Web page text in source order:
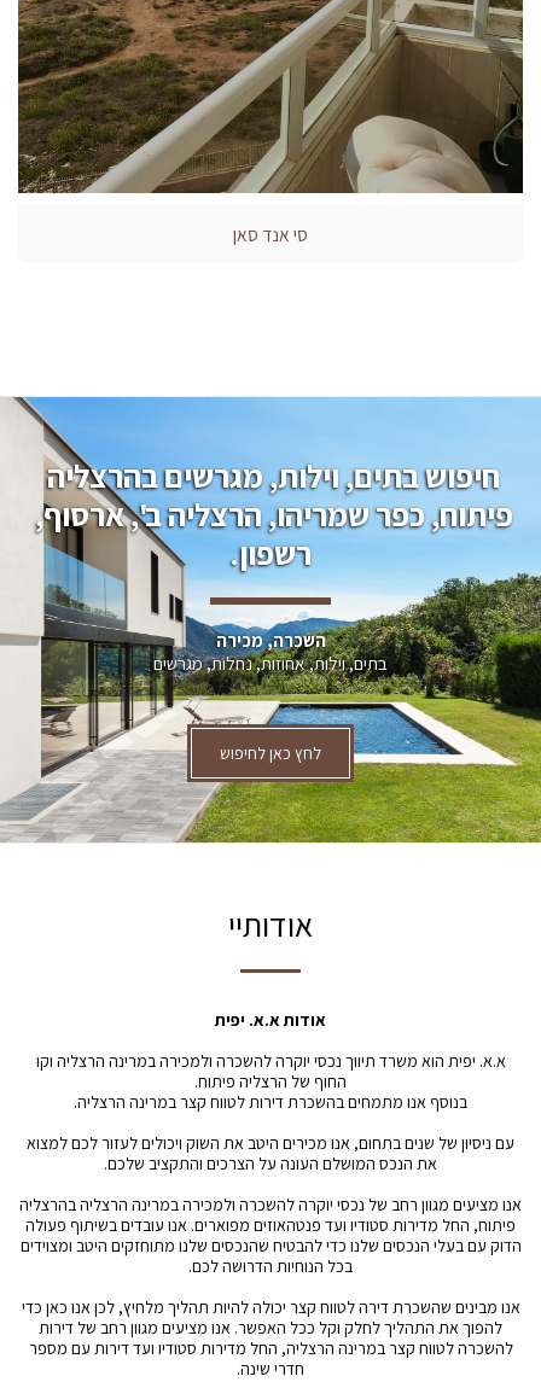
סי אנד סאן
חיפוש בתים, וילות, מגרשים בהרצליה
פיתוח, כפר שמריהו, הרצליה ב', ארסוף,
רשפון.
השכרה, מכירה
בתים, וילות, אחוזות, נחלות, מגרשים
לחץ כאן לחיפוש
אודותיי
אודות א.א. יפית
א.א. יפית הוא משרד תיווך נכסי יוקרה להשכרה ולמכירה במרינה הרצליה וקו
החוף של הרצליה פיתוח.
בנוסף אנו מתמחים בהשכרת דירות לטווח קצר במרינה הרצליה.
עם ניסיון של שנים בתחום, אנו מכירים היטב את השוק ויכולים לעזור לכם למצוא
את הנכס המושלם העונה על הצרכים והתקציב שלכם.
אנו מציעים מגוון רחב של נכסי יוקרה להשכרה ולמכירה במרינה הרצליה בהרצליה
פיתוח, החל מדירות סטודיו ועד פנטהאוזים מפוארים. אנו עובדים בשיתוף פעולה
הדוק עם בעלי הנכסים שלנו כדי להבטיח שהנכסים שלנו מתוחזקים היטב ומצוידים
בכל הנוחיות הדרושה לכם.
אנו מבינים שהשכרת דירה לטווח קצר יכולה להיות תהליך מלחיץ, לכן אנו כאן כדי
להפוך את התהליך לחלק וקל ככל האפשר. אנו מציעים מגוון רחב של דירות
להשכרה לטווח קצר במרינה הרצליה, החל מדירות סטודיו ועד דירות עם מספר
חדרי שינה.